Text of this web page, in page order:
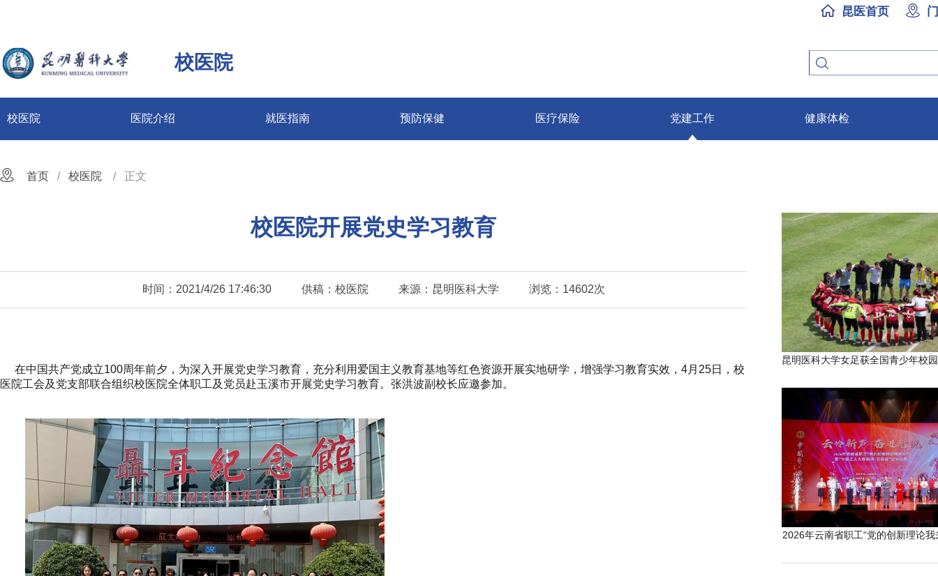
昆医首页
校医院
校医院 医院介绍 就医指南 预防保健 医疗保险 党建工作 健康体检
首页 校医院 正文
校医院开展党史学习教育
时间：2021/4/26 17:46:30 供稿：校医院 来源：昆明医科大学 浏览：14602次
在中国共产党成立100周年前夕，为深入开展党史学习教育，充分利用爱国主义教育基地等红色资源开展实地研学，增强学习教育实效，4月25日，校
医院工会及党支部联合组织校医院全体职工及党员赴玉溪市开展党史学习教育。张洪波副校长应邀参加。
2026年云南省职工“党的创新理论我